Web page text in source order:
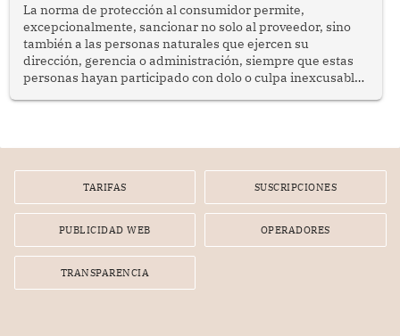
La norma de protección al consumidor permite,
excepcionalmente, sancionar no solo al proveedor, sino
también a las personas naturales que ejercen su
dirección, gerencia o administración, siempre que estas
personas hayan participado con dolo o culpa inexcusable
por la frustrada realización de un meet and greet con
TARIFAS SUSCRIPCIONES
PUBLICIDAD WEB OPERADORES
TRANSPARENCIA